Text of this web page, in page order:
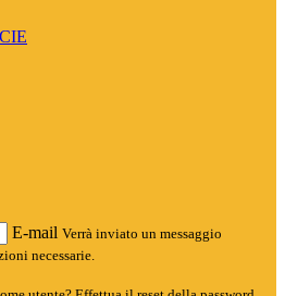
E-mail Verrà inviato un messaggio
necessarie.